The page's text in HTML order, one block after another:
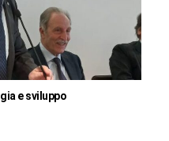
e sviluppo